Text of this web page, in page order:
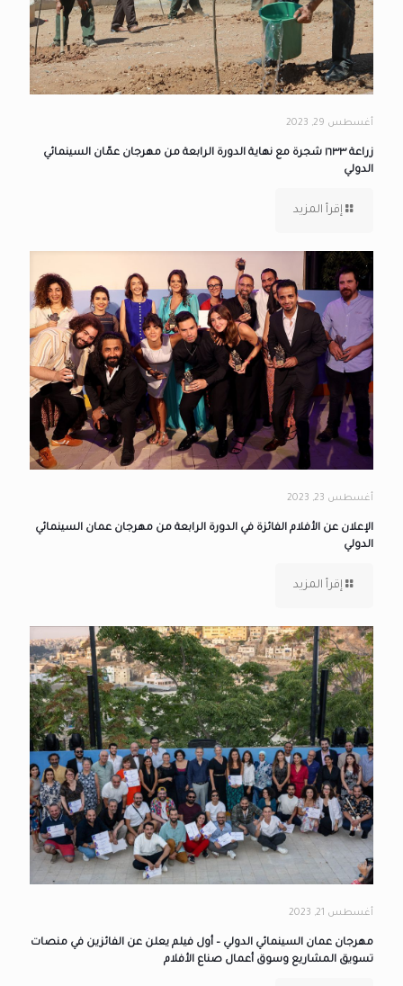
أغسطس 29, 2023
زراعة ١٦٣٣ شجرة مع نهاية الدورة الرابعة من مهرجان عمّان السينمائي
الدولي
إقرأ المزيد
أغسطس 23, 2023
الإعلان عن الأفلام الفائزة في الدورة الرابعة من مهرجان عمان السينمائي
الدولي
إقرأ المزيد
أغسطس 21, 2023
مهرجان عمان السينمائي الدولي – أول فيلم يعلن عن الفائزين في منصات
تسويق المشاريع وسوق أعمال صناع الأفلام